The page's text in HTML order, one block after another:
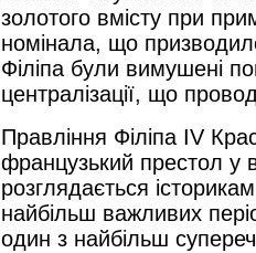
золотого вмісту при
номінала, що
Філіпа були вимушені
централізації, що
Правління Філіпа IV
французький престол у
розглядається
найбільш важливих
один з найбільш